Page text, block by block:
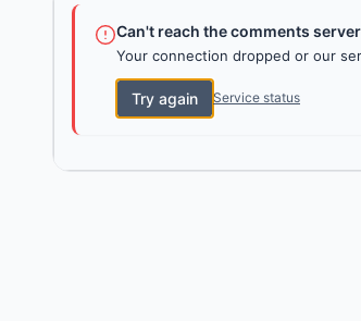
Can't reach the comments server
Your connection dropped or our
Try again Service status